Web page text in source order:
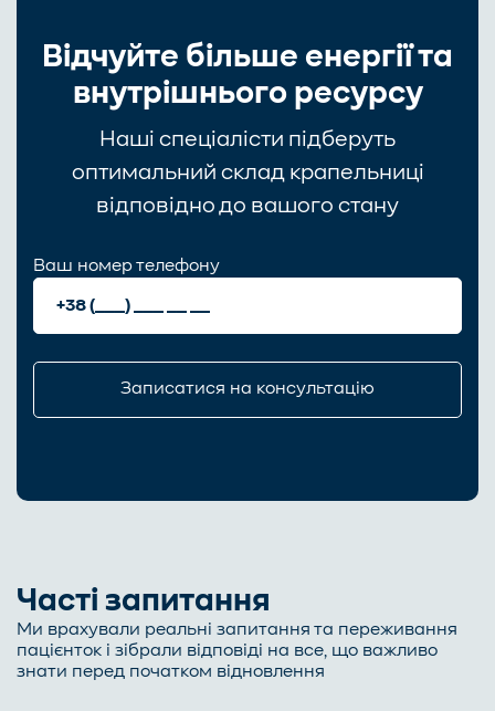
Відчуйте більше енергії та
внутрішнього ресурсу
Наші спеціалісти підберуть
оптимальний склад крапельниці
відповідно до вашого стану
Ваш номер телефону
Часті запитання
Ми врахували реальні запитання та переживання
пацієнток і зібрали відповіді на все, що важливо
знати перед початком відновлення